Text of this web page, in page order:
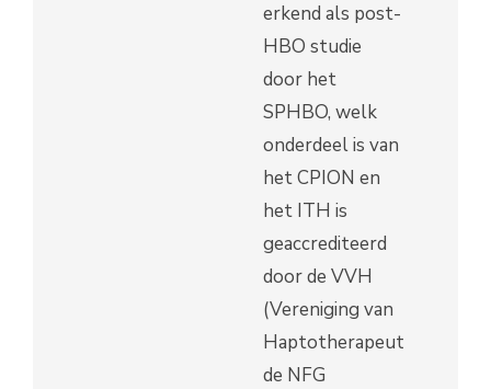
erkend als post-
HBO studie
door het
SPHBO, welk
onderdeel is van
het CPION en
het ITH is
geaccrediteerd
door de VVH
(Vereniging van
Haptotherapeuten),
de NFG